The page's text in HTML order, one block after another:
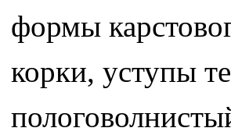
формы
корки, уступы